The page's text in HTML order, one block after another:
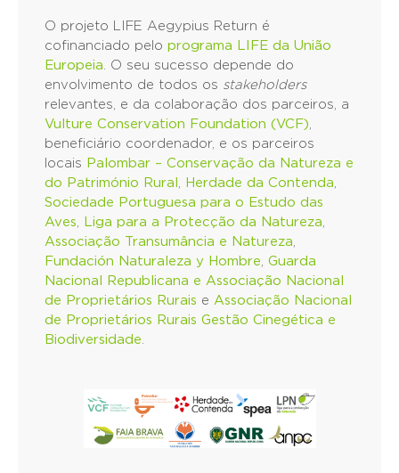
O projeto LIFE Aegypius Return é
cofinanciado pelo programa LIFE da União
Europeia. O seu sucesso depende do
envolvimento de todos os stakeholders
relevantes, e da colaboração dos parceiros, a
Vulture Conservation Foundation (VCF),
beneficiário coordenador, e os parceiros
locais Palombar – Conservação da Natureza e
do Património Rural , Herdade da Contenda,
Sociedade Portuguesa para o Estudo das
Aves, Liga para a Protecção da Natureza,
Associação Transumância e Natureza,
Fundación Naturaleza y Hombre, Guarda
Nacional Republicana e Associação Nacional
de Proprietários Rurais e Associação Nacional
de Proprietários Rurais Gestão Cinegética e
Biodiversidade.